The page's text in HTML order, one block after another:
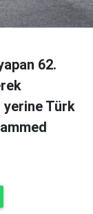
62.
yerine Türk